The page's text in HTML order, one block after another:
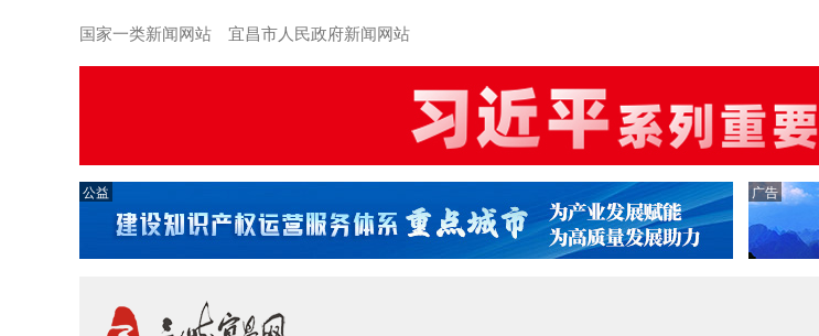
国家一类新闻网站 宜昌市人民政府新闻网站
公益 广告